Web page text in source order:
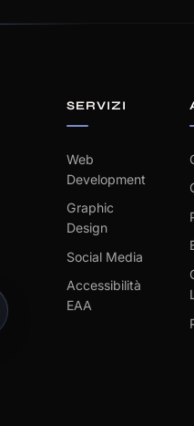
SERVIZI
Web
Development
Graphic
Design
Social Media
Accessibilità
EAA